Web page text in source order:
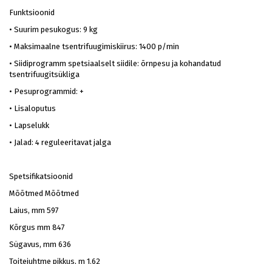
Funktsioonid
• Suurim pesukogus: 9 kg
• Maksimaalne tsentrifuugimiskiirus: 1400 p/min
• Siidiprogramm spetsiaalselt siidile: õrnpesu ja kohandatud
tsentrifuugitsükliga
• Pesuprogrammid: +
• Lisaloputus
• Lapselukk
• Jalad: 4 reguleeritavat jalga
Spetsifikatsioonid
Mõõtmed Mõõtmed
Laius, mm 597
Kõrgus mm 847
Sügavus, mm 636
Toitejuhtme pikkus, m 1.62